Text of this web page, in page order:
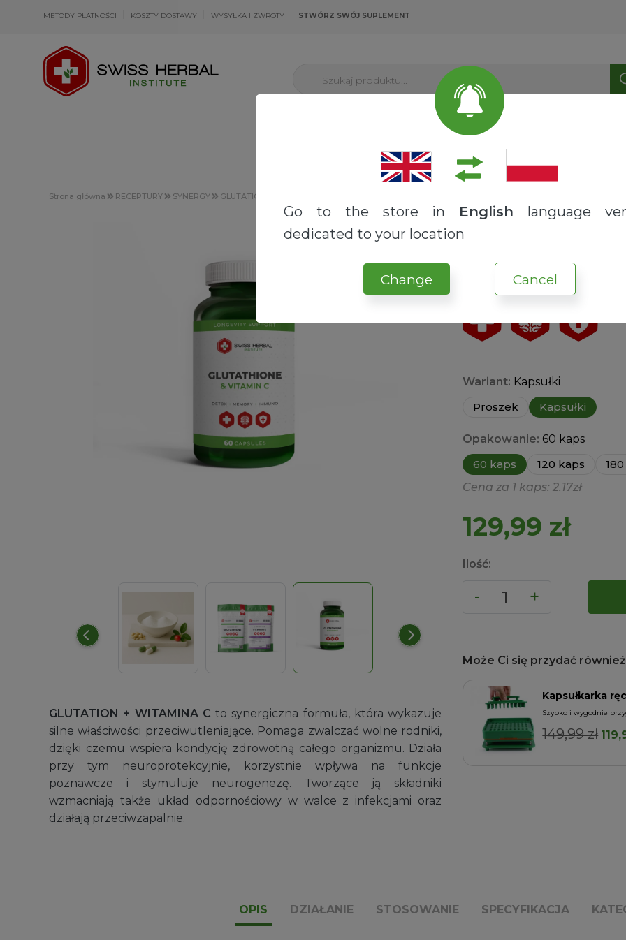
Go to the store in English language
dedicated to your location
Change Cancel
METODY PŁATNOŚCI KOSZTY DOSTAWY WYSYŁKA I ZWROTY STWÓRZ SWÓJ SUPLEMENT
Szukaj produktu...
USŁUGI
Strona główna RECEPTURY SYNERGY GLUTATION + WITAMINA C
GLUTATION + WITAMINA C to synergiczna formuła, która wykazuje
silne właściwości przeciwutleniające. Pomaga zwalczać wolne rodniki,
dzięki czemu wspiera kondycję zdrowotną całego organizmu. Działa
przy tym neuroprotekcyjnie, korzystnie wpływa na funkcje
poznawcze i stymuluje neurogenezę. Tworzące ją składniki
wzmacniają także układ odpornościowy w walce z infekcjami oraz
działają przeciwzapalnie.
GLUTATION +
Brak opinii
Wariant: Kapsułki
Proszek
Kapsułki
Opakowanie: 60 kaps
60 kaps
120 kaps
Cena za 1 kaps: 2.17zł
129,99 zł
Ilość:
Może Ci się przydać
Puste, kolorowe kapsułki do samodzielnego napełnienia
59,99zł – 79,99 złZakres
cen:
od
59,99 zł
do
Dodaj do koszyka
Kapsułkarka
Szybko i wygodnie
149,99zł
OPIS DZIAŁANIE STOSOWANIE SPECYFIKACJA